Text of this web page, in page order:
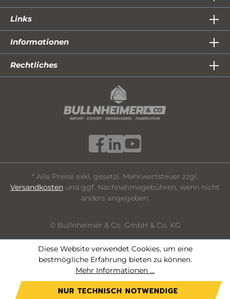
Links
Informationen
Rechtliches
* Alle Preise exkl. gesetzl. Mehrwertsteuer zzgl.
Versandkosten und ggf. Nachnahmegebühren, wenn nicht
anders angegeben.
© Bullnheimer & Co. GmbH & Co. KG
Diese Website verwendet Cookies, um eine
bestmögliche Erfahrung bieten zu können.
Mehr Informationen ...
NUR TECHNISCH NOTWENDIGE